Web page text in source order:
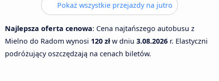
Pokaż wszystkie przejazdy na jutro
Najlepsza oferta cenowa: Cena najtańszego autobusu z
Mielno do Radom wynosi 120 złw dniu 3.08.2026 r. Elastyczni
podróżujący oszczędzają na cenach biletów.